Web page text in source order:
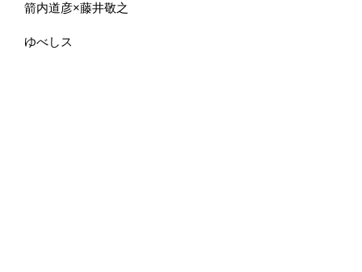
箭内道彦×藤井敬之
ゆべしス